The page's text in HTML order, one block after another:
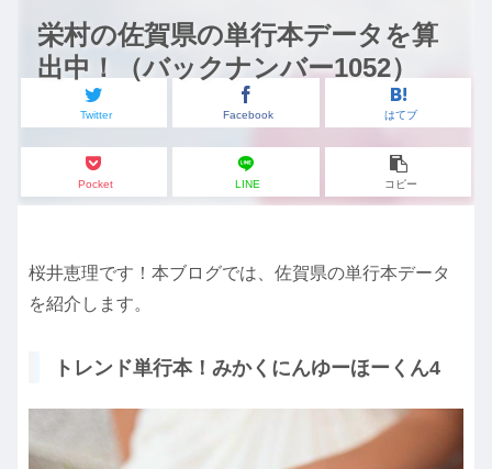
栄村の佐賀県の単行本データを算
出中！（バックナンバー1052）
Twitter Facebook はてブ
Pocket LINE コピー
桜井恵理です！本ブログでは、佐賀県の単行本データ
を紹介します。
トレンド単行本！みかくにんゆーほーくん4